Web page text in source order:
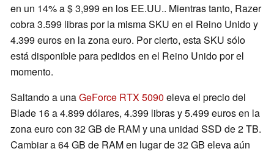
en un 14% a $ 3,999 en los EE.UU.. Mientras tanto, Razer
cobra 3.599 libras por la misma SKU en el Reino Unido y
4.399 euros en la zona euro. Por cierto, esta SKU sólo
está disponible para pedidos en el Reino Unido por el
momento.
Saltando a unaGeForce RTX 5090 eleva el precio del
Blade 16 a 4.899 dólares, 4.399 libras y 5.499 euros en la
zona euro con 32 GB de RAM y una unidad SSD de 2 TB.
Cambiar a 64 GB de RAM en lugar de 32 GB eleva aún